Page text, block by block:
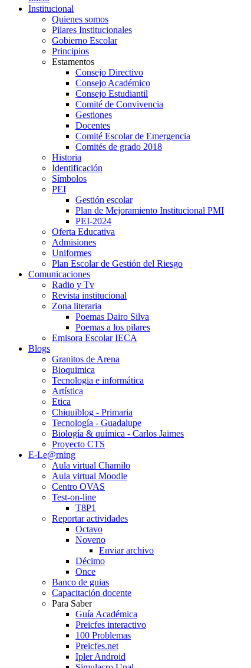
Institucional
Quienes somos
Pilares Institucionales
Gobierno Escolar
Principios
Estamentos
Consejo Directivo
Consejo Académico
Consejo Estudiantil
Comité de Convivencia
Gestiones
Docentes
Comité Escolar de Emergencia
Comités de grado 2018
Historia
Identificación
Símbolos
PEI
Gestión escolar
Plan de Mejoramiento Institucional PMI
PEI-2024
Oferta Educativa
Admisiones
Uniformes
Plan Escolar de Gestión del Riesgo
Comunicaciones
Radio y Tv
Revista institucional
Zona literaria
Poemas Dairo Silva
Poemas a los pilares
Emisora Escolar IECA
Blogs
Granitos de Arena
Bioquimica
Tecnologia e informática
Artística
Etica
Chiquiblog - Primaria
Tecnología - Guadalupe
Biología & química - Carlos Jaimes
Proyecto CTS
E-Le@rning
Aula virtual Chamilo
Aula virtual Moodle
Centro OVAS
Test-on-line
T8P1
Reportar actividades
Octavo
Noveno
Enviar archivo
Décimo
Once
Banco de guias
Capacitación docente
Para Saber
Guía Académica
Preicfes interactivo
100 Problemas
Preicfes.net
Ipler Android